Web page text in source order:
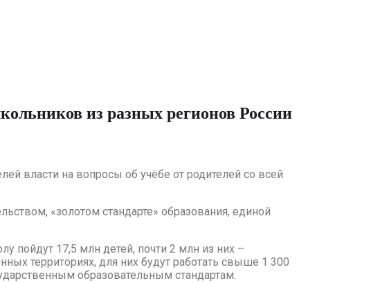
из разных регионов России
власти на вопросы об учёбе от родителей со всей
«золотом стандарте» образования, единой
пойдут 17,5 млн детей, почти 2 млн из них –
территориях, для них будут работать свыше 1 300
образовательным стандартам.